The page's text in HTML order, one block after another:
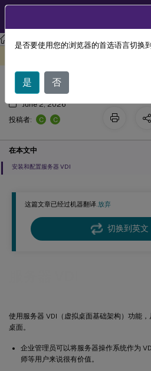
Citrix Virtual Apps and Desktops 7
这篇文章已经过机器翻译.放弃
切换到英文
使用服务器 VDI（虚拟桌面基础架构）功能
桌面。
企业管理员可以将服务器操作系统作为
师等用户来说很有价值。
服务器 VDI
June 2, 2026
投稿者:
C C
在本文中
安装和配置服务器 VDI
是否要使用您的浏览器的首选语言切换
是 否